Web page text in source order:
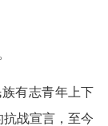
有志青年上下
抗战宣言，至今